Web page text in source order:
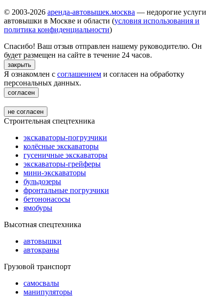
© 2003-2026 аренда-автовышек.москва — недорогие услуги
автовышки в Москве и области (условия использования и
политика конфиденциальности)
Спасибо! Ваш отзыв отправлен нашему руководителю. Он
будет размещен на сайте в течение 24 часов.
закрыть
Я ознакомлен с соглашением и согласен на обработку
персональных данных.
согласен
не согласен
Строительная спецтехника
экскаваторы-погрузчики
колёсные экскаваторы
гусеничные экскаваторы
экскаваторы-грейферы
мини-экскаваторы
бульдозеры
фронтальные погрузчики
бетононасосы
ямобуры
Высотная спецтехника
автовышки
автокраны
Грузовой транспорт
самосвалы
манипуляторы